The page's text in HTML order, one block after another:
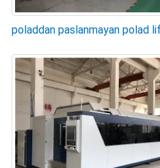
poladdan paslanmayan polad